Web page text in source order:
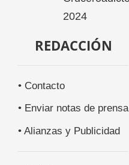
REDACCIÓN
• Contacto
• Enviar notas de prensa
• Alianzas y Publicidad